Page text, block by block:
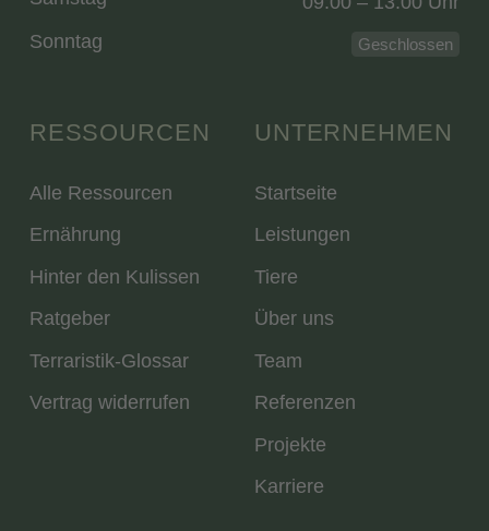
RESSOURCEN
Alle Ressourcen
Ernährung
Hinter den Kulissen
Ratgeber
Terraristik-Glossar
Vertrag widerrufen
UNTERNEHMEN
Startseite
Leistungen
Tiere
Über uns
Team
Referenzen
Projekte
Karriere
Sonntag
Geschlossen